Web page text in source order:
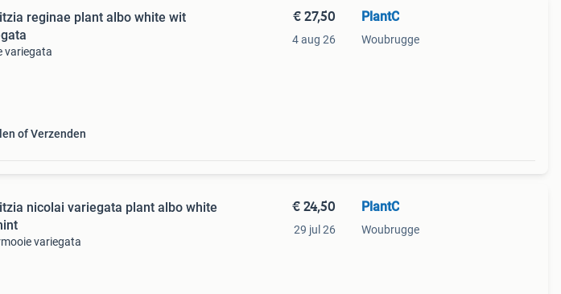
reginae plant albo white wit
variegata
of Verzenden
€ 27,50
4 aug 26
PlantC
Woubrugge
nicolai variegata plant albo white
variegata
€ 24,50
29 jul 26
PlantC
Woubrugge